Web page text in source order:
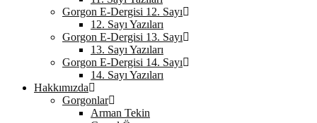
Gorgon E-Dergisi 12. Sayı
12. Sayı Yazıları
Gorgon E-Dergisi 13. Sayı
13. Sayı Yazıları
Gorgon E-Dergisi 14. Sayı
14. Sayı Yazıları
Hakkımızda
Gorgonlar
Arman Tekin